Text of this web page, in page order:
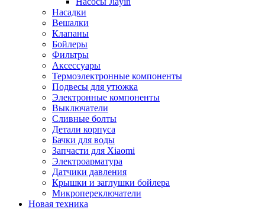
Насадки
Вешалки
Клапаны
Бойлеры
Фильтры
Аксессуары
Термоэлектронные компоненты
Подвесы для утюжка
Электронные компоненты
Выключатели
Сливные болты
Детали корпуса
Бачки для воды
Запчасти для Xiaomi
Электроарматура
Датчики давления
Крышки и заглушки бойлера
Микропереключатели
Новая техника